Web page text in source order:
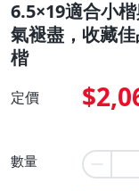
6.5×19適合小
氣褪盡，收藏
楷
定價
數量